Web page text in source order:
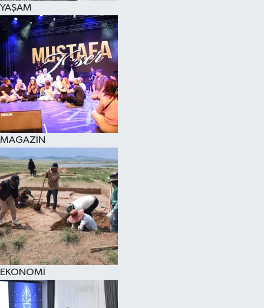
YAŞAM
MAGAZİN
EKONOMİ
SPOR
KÜLTÜR SANAT
FRAGMANLAR